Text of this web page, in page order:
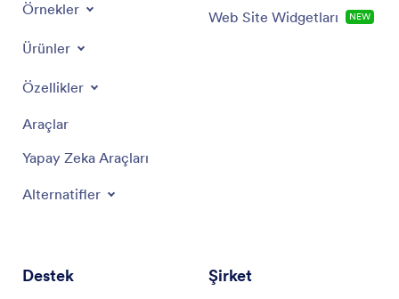
Örnekler
Ürünler
Özellikler
Araçlar
Yapay Zeka Araçları
Alternatifler
Web Site Widgetları NEW
Destek Şirket